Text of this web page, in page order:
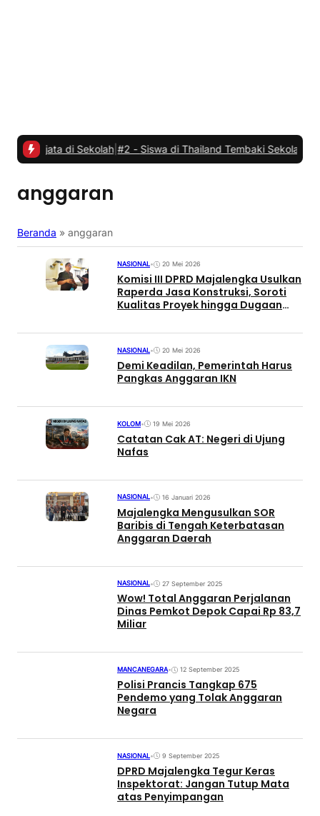
di Sekolah|#2 -Siswa di Thailand Tembaki Sekolahnya, Tujuh
anggaran
Beranda » anggaran
NASIONAL• 20 Mei 2026
Komisi III DPRD Majalengka Usulkan
Raperda Jasa Konstruksi, Soroti
Kualitas Proyek hingga Dugaan
NASIONAL• 20 Mei 2026
Demi Keadilan, Pemerintah Harus
Pangkas Anggaran IKN
KOLOM• 19 Mei 2026
Catatan Cak AT: Negeri di Ujung
Nafas
NASIONAL• 16 Januari 2026
Majalengka Mengusulkan SOR
Baribis di Tengah Keterbatasan
Anggaran Daerah
NASIONAL• 27 September 2025
Wow! Total Anggaran Perjalanan
Dinas Pemkot Depok Capai Rp 83,7
Miliar
MANCANEGARA• 12 September 2025
Polisi Prancis Tangkap 675
Pendemo yang Tolak Anggaran
Negara
NASIONAL• 9 September 2025
DPRD Majalengka Tegur Keras
Inspektorat: Jangan Tutup Mata
atas Penyimpangan